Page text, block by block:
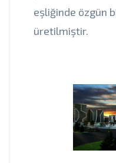
eşliğinde özgün
üretilmiştir.